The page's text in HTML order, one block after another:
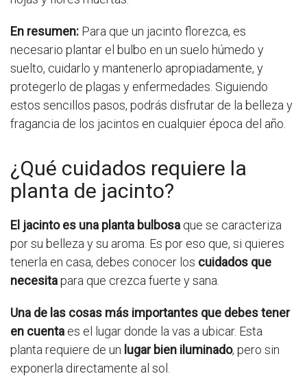
En resumen: Para que un jacinto florezca, es
necesario plantar el bulbo en un suelo húmedo y
suelto, cuidarlo y mantenerlo apropiadamente, y
protegerlo de plagas y enfermedades. Siguiendo
estos sencillos pasos, podrás disfrutar de la belleza y
fragancia de los jacintos en cualquier época del año.
¿Qué cuidados requiere la
planta de jacinto?
El jacinto es una planta bulbosa que se caracteriza
por su belleza y su aroma. Es por eso que, si quieres
tenerla en casa, debes conocer los cuidados que
necesitapara que crezca fuerte y sana.
Una de las cosas más importantes que debes tener
en cuenta es el lugar donde la vas a ubicar. Esta
planta requiere de un lugar bien iluminado, pero sin
exponerla directamente al sol.